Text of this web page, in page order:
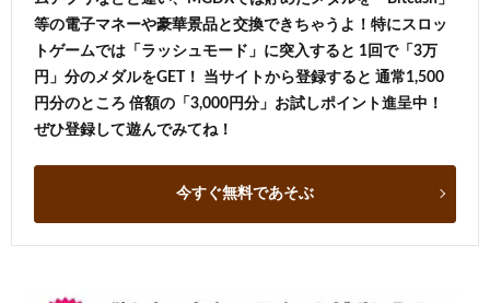
等の電子マネーや豪華景品と交換できちゃうよ！特にスロッ
トゲームでは「ラッシュモード」に突入すると 1回で「3万
円」分のメダルをGET！ 当サイトから登録すると 通常1,500
円分のところ 倍額の「3,000円分」お試しポイント進呈中！
ぜひ登録して遊んでみてね！
今すぐ無料であそぶ